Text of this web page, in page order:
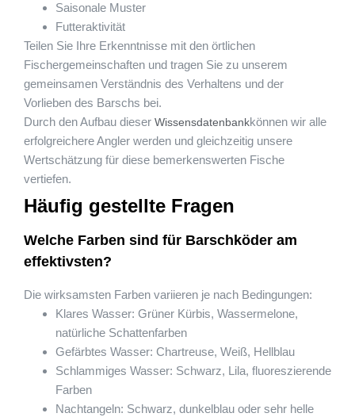
Saisonale Muster
Futteraktivität
Teilen Sie Ihre Erkenntnisse mit den örtlichen
Fischergemeinschaften und tragen Sie zu unserem
gemeinsamen Verständnis des Verhaltens und der
Vorlieben des Barschs bei.
Durch den Aufbau dieser Wissensdatenbankkönnen wir alle
erfolgreichere Angler werden und gleichzeitig unsere
Wertschätzung für diese bemerkenswerten Fische
vertiefen.
Häufig gestellte Fragen
Welche Farben sind für Barschköder am
effektivsten?
Die wirksamsten Farben variieren je nach Bedingungen:
Klares Wasser: Grüner Kürbis, Wassermelone,
natürliche Schattenfarben
Gefärbtes Wasser: Chartreuse, Weiß, Hellblau
Schlammiges Wasser: Schwarz, Lila, fluoreszierende
Farben
Nachtangeln: Schwarz, dunkelblau oder sehr helle